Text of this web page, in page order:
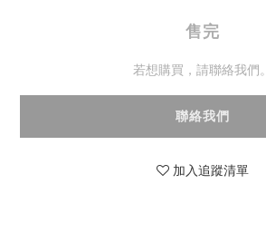
售完
若想購買，請聯絡我們。
聯絡我們
加入追蹤清單